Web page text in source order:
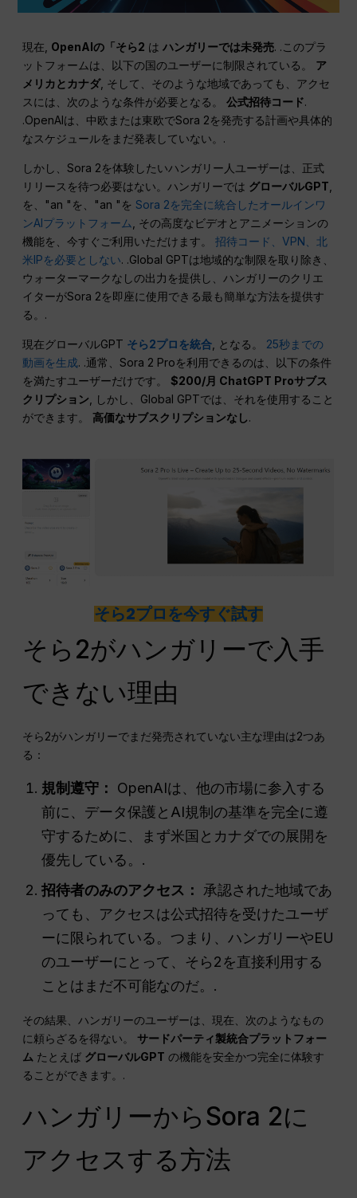
現在, OpenAIの「そら2 はハンガリーでは未発売. .このプラ
ットフォームは、以下の国のユーザーに制限されている。 ア
メリカとカナダ, そして、そのような地域であっても、アクセ
スには、次のような条件が必要となる。公式招待コード.
.OpenAIは、中欧または東欧でSora 2を発売する計画や具体的
なスケジュールをまだ発表していない。.
しかし、Sora 2を体験したいハンガリー人ユーザーは、正式
リリースを待つ必要はない。ハンガリーでは グローバルGPT
を、"an "を、"an "をSora 2を完全に統合したオールインワ
ンAIプラットフォーム
, その高度なビデオとアニメーションの
機能を、今すぐご利用いただけます。招待コード、VPN、北
米IPを必要としない. .Global GPTは地域的な制限を取り除き、
ウォーターマークなしの出力を提供し、ハンガリーのクリエ
イターがSora 2を即座に使用できる最も簡単な方法を提供す
る。.
現在グローバルGPT そら2プロを統合, となる。 25秒までの
動画を生成. .通常、Sora 2 Proを利用できるのは、以下の条件
を満たすユーザーだけです。$200/月 ChatGPT Proサブス
クリプション, しかし、Global GPTでは、それを使用すること
ができます。高価なサブスクリプションなし.
そら2プロを今すぐ試す
そら2がハンガリーで入手
できない理由
そら2がハンガリーでまだ発売されていない主な理由は2つあ
る：
規制遵守：
OpenAIは、他の市場に参入する
前に、データ保護とAI規制の基準を完全に遵
守するために、まず米国とカナダでの展開を
優先している。.
招待者のみのアクセス：
承認された地域であ
っても、アクセスは公式招待を受けたユーザ
ーに限られている。つまり、ハンガリーやEU
のユーザーにとって、そら2を直接利用する
ことはまだ不可能なのだ。.
その結果、ハンガリーのユーザーは、現在、次のようなもの
に頼らざるを得ない。サードパーティ製統合プラットフォー
ム たとえば グローバルGPT の機能を安全かつ完全に体験す
ることができます。.
ハンガリーからSora 2に
アクセスする方法